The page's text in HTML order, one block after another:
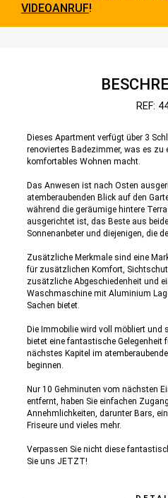
VIDEOANRUF!
REF:
Dieses Apartment verfügt über 3
renoviertes Badezimmer, was es zu
komfortables Wohnen macht.
Das Anwesen ist nach Osten
atemberaubenden Blick auf den
während die geräumige hintere
ausgerichtet ist, das Beste aus
Sonnenanbeter und diejenigen, die
Zusätzliche Merkmale sind eine
für zusätzlichen Komfort,
zusätzliche Abgeschiedenheit und
Waschmaschine mit Aluminium
Sachen bietet.
Die Immobilie wird voll möbliert und
bietet eine fantastische Gelegenheit
nächstes Kapitel im
beginnen.
Nur 10 Gehminuten vom nächsten
entfernt, haben Sie einfachen
Annehmlichkeiten, darunter Bars,
Friseure und vieles mehr.
Verpassen Sie nicht diese
Sie uns JETZT!